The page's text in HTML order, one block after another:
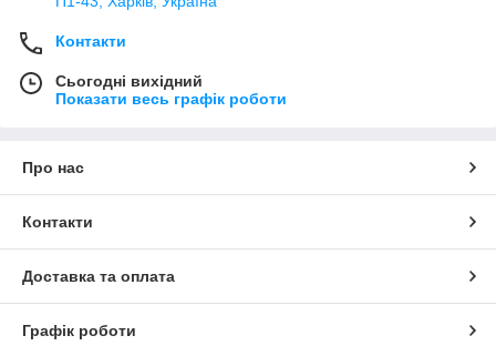
Контакти
Сьогодні вихідний
Показати весь графік роботи
Про нас
Контакти
Доставка та оплата
Графік роботи